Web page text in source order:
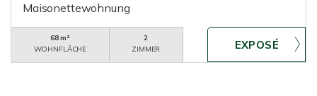
Maisonettewohnung
68 m²
WOHNFLÄCHE
2
ZIMMER